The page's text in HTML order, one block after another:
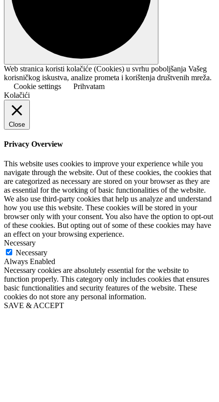
Web stranica koristi kolačiće (Cookies) u svrhu poboljšanja Vašeg
korisničkog iskustva, analize prometa i korištenja društvenih mreža.
Cookie settings
Prihvatam
Kolačići
Close
Privacy Overview
This website uses cookies to improve your experience while you
navigate through the website. Out of these cookies, the cookies that
are categorized as necessary are stored on your browser as they are
as essential for the working of basic functionalities of the website.
We also use third-party cookies that help us analyze and understand
how you use this website. These cookies will be stored in your
browser only with your consent. You also have the option to opt-out
of these cookies. But opting out of some of these cookies may have
an effect on your browsing experience.
Necessary
Necessary
Always Enabled
Necessary cookies are absolutely essential for the website to
function properly. This category only includes cookies that ensures
basic functionalities and security features of the website. These
cookies do not store any personal information.
SAVE & ACCEPT